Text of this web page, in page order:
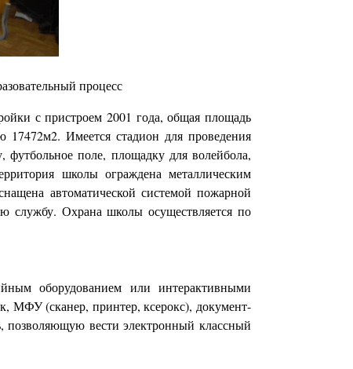
процесс
с пристроем 2001 года, общая площадь
Имеется стадион для проведения
поле, площадку для волейбола,
школы ограждена металлическим
автоматической системой пожарной
службу. Охрана школы осуществляется по
оборудованием или интерактивными
МФУ (сканер, принтер, ксерокс), документ-
позволяющую вести электронный классный